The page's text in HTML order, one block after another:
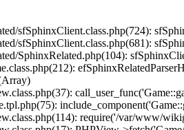
sfSphinxClient.class.php(724):
sfSphinxClient.class.php(681):
SphinxRelated.php(104):
require('/var/www/